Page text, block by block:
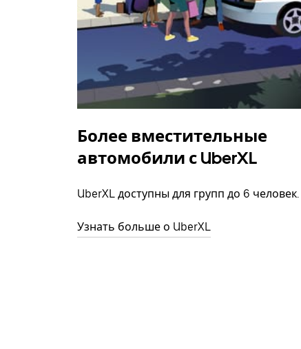
Более вместительные
автомобили с UberXL
UberXL доступны для групп до 6 человек.
Узнать больше о UberXL